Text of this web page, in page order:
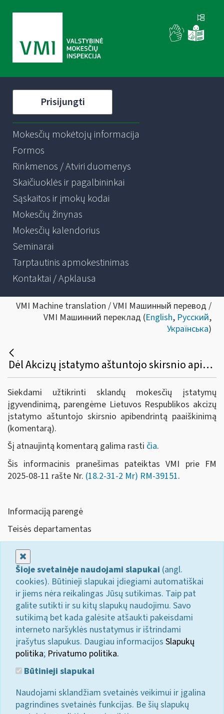
Prisijungti
Mokesčių mokėtojų informacija
Formos
Rinkmenos / Atviri duomenys
Skaičiuoklės ir pagalbininkai
Sąskaitos ir įmokų kodai
Mokesčių žinynas
Mokesčių kalendorius
Seminarai
Tarptautinis apmokestinimas
Kontaktai / Apklausa
VMI Machine translation / VMI Машинный перевод /
VMI Машинний переклад (English, Русский,
Українська)
Dėl Akcizų įstatymo aštuntojo skirsnio apibendrinto paaiškinimo (komentaro) parengimo
Siekdami užtikrinti sklandų mokesčių įstatymų
įgyvendinimą, parengėme Lietuvos Respublikos akcizų
įstatymo aštuntojo skirsnio apibendrintą paaiškinimą
(komentarą).
Šį atnaujintą komentarą galima rasti čia.
Šis informacinis pranešimas pateiktas VMI prie FM
2025-08-11 rašte Nr. (18.2-31-2 Mr) RM-39151.
Informaciją parengė
Teisės departamentas
Šioje svetainėje naudojami slapukai (angl.
cookies). Būtinieji slapukai įdiegiami automatiškai
ir jiems nėra reikalingas Jūsų sutikimas. Taip pat
galite sutikti ir su kitų slapukų naudojimu. Savo
sutikimą bet kada galėsite atšaukti pakeisdami
interneto naršyklės nustatymus ir ištrindami
įrašytus slapukus. Daugiau informacijos Slapukų
politika; Privatumo politika.
Būtinieji slapukai
Naudojami sklandžiam svetainės veikimui ir įgalina
pagrindines svetainės funkcijas. Be šių slapukų